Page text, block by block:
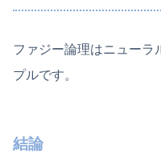
ファジー論理はニューラ
プルです。
結論